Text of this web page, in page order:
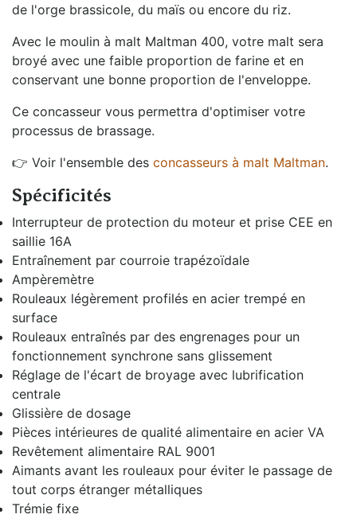
de l'orge brassicole, du maïs ou encore du riz.
Avec le moulin à malt Maltman 400, votre malt sera
broyé avec une faible proportion de farine et en
conservant une bonne proportion de l'enveloppe.
Ce concasseur vous permettra d'optimiser votre
processus de brassage.
👉 Voir l'ensemble des concasseurs à malt Maltman.
Spécificités
Interrupteur de protection du moteur et prise CEE en
saillie 16A
Entraînement par courroie trapézoïdale
Ampèremètre
Rouleaux légèrement profilés en acier trempé en
surface
Rouleaux entraînés par des engrenages pour un
fonctionnement synchrone sans glissement
Réglage de l'écart de broyage avec lubrification
centrale
Glissière de dosage
Pièces intérieures de qualité alimentaire en acier VA
Revêtement alimentaire RAL 9001
Aimants avant les rouleaux pour éviter le passage de
tout corps étranger métalliques
Trémie fixe